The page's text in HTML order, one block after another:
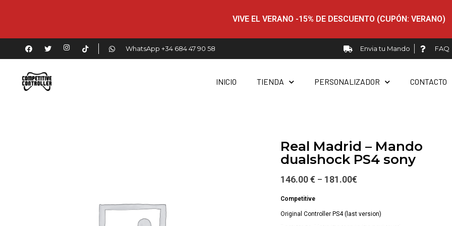
VIVE EL VERANO -15% DE DESCUENTO (CUPÓN: VERANO)
WhatsApp +34 684 47 90 58 Envia tu Mando FAQ
INICIO TIENDA PERSONALIZADOR CONTACTO
Real Madrid – Mando
dualshock PS4 sony
146.00 € – 181.00€
Competitive
Original Controller PS4 (last version)